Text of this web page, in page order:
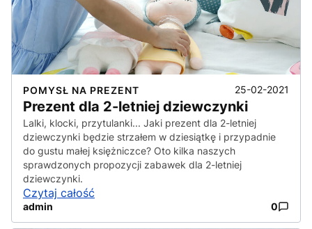
POMYSŁ NA PREZENT 25-02-2021
Prezent dla 2-letniej dziewczynki
Lalki, klocki, przytulanki... Jaki prezent dla 2-letniej
dziewczynki będzie strzałem w dziesiątkę i przypadnie
do gustu małej księżniczce? Oto kilka naszych
sprawdzonych propozycji zabawek dla 2-letniej
dziewczynki.
Czytaj całość
admin 0